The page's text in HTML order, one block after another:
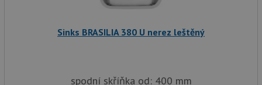
Sinks BRASILIA 380 U nerez leštěný
spodní skříňka od: 400 mm